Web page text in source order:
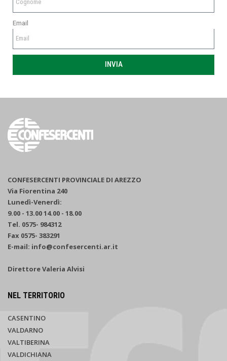
Email
INVIA
CONFESERCENTI PROVINCIALE DI AREZZO
Via Fiorentina 240
Lunedì-Venerdì:
9.00 - 13.00 14.00 - 18.00
Tel. 0575- 984312
Fax 0575- 383291
E-mail: info@confesercenti.ar.it
Direttore Valeria Alvisi
NEL TERRITORIO
CASENTINO
VALDARNO
VALTIBERINA
VALDICHIANA